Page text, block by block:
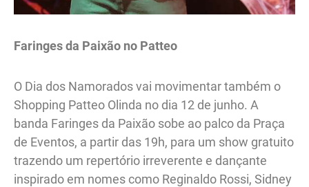
Faringes da Paixão no Patteo
O Dia dos Namorados vai movimentar também o
Shopping Patteo Olinda no dia 12 de junho. A
banda Faringes da Paixão sobe ao palco da Praça
de Eventos, a partir das 19h, para um show gratuito
trazendo um repertório irreverente e dançante
inspirado em nomes como Reginaldo Rossi, Sidney